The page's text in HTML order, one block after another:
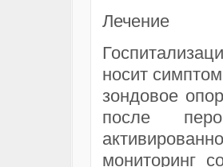
Лечение
носит
зондовое
после
мониторинг